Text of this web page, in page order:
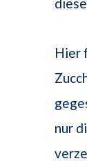
Hier
nur